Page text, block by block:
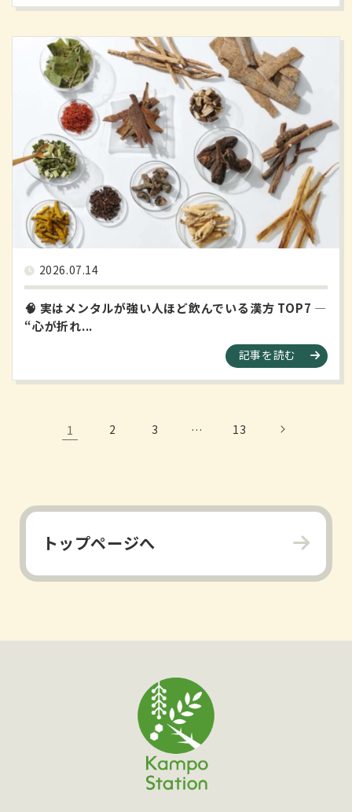
2026.07.14
🧠 実はメンタルが強い人ほど飲んでいる漢方 TOP7 ―
“心が折れ...
記事を読む
1 2 3 … 13
トップページへ